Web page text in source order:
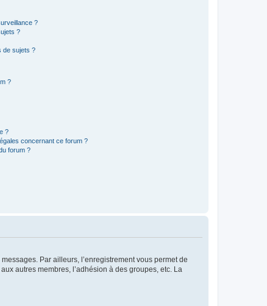
?
?
de sujets ?
?
?
concernant ce forum ?
forum ?
Par ailleurs, l’enregistrement vous permet de
autres membres, l’adhésion à des groupes, etc. La